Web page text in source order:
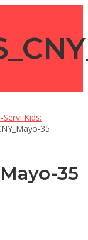
Servi Kids:
35
35